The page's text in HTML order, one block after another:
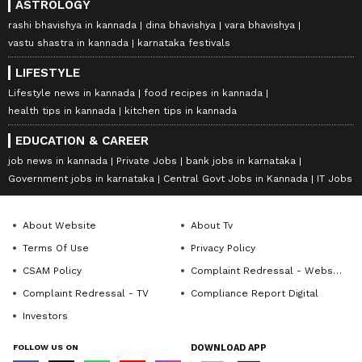
ASTROLOGY
rashi bhavishya in kannada dina bhavishya
vara bhavishya
vastu shastra in kannada
karnataka festivals
LIFESTYLE
Lifestyle news in kannada
food recipes in kannada
health tips in kannada
kitchen tips in kannada
EDUCATION & CAREER
job news in kannada Private Jobs
bank jobs in karnataka
Government jobs in karnataka
Central Govt Jobs in Kannada IT Jobs
About Website
About Tv
Terms Of Use
Privacy Policy
CSAM Policy
Complaint Redressal - Website
Complaint Redressal - TV
Compliance Report Digital
Investors
FOLLOW US ON DOWNLOAD APP